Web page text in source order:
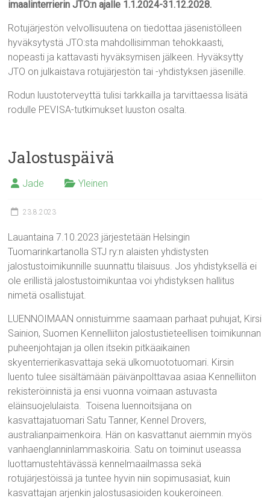
imaalinterrierin JTO:n ajalle 1.1.2024-31.12.2028.
Rotujärjestön velvollisuutena on tiedottaa jäsenistölleen
hyväksytystä JTO:sta mahdollisimman tehokkaasti,
nopeasti ja kattavasti hyväksymisen jälkeen. Hyväksytty
JTO on julkaistava rotujärjestön tai -yhdistyksen jäsenille.
Rodun luustoterveyttä tulisi tarkkailla ja tarvittaessa lisätä
rodulle PEVISA-tutkimukset luuston osalta.
Jalostuspäivä
Jade Yleinen
23.8.2023
Lauantaina 7.10.2023 järjestetään Helsingin
Tuomarinkartanolla STJ ry:n alaisten yhdistysten
jalostustoimikunnille suunnattu tilaisuus. Jos yhdistyksellä ei
ole erillistä jalostustoimikuntaa voi yhdistyksen hallitus
nimetä osallistujat.
LUENNOIMAAN onnistuimme saamaan parhaat puhujat, Kirsi
Sainion, Suomen Kennelliiton jalostustieteellisen toimikunnan
puheenjohtajan ja ollen itsekin pitkäaikainen
skyenterrierikasvattaja sekä ulkomuototuomari. Kirsin
luento tulee sisältämään päivänpolttavaa asiaa Kennelliiton
rekisteröinnistä ja ensi vuonna voimaan astuvasta
eläinsuojelulaista. Toisena luennoitsijana on
kasvattajatuomari Satu Tanner, Kennel Drovers,
australianpaimenkoira. Hän on kasvattanut aiemmin myös
vanhaenglanninlammaskoiria. Satu on toiminut useassa
luottamustehtävässä kennelmaailmassa sekä
rotujärjestöissä ja tuntee hyvin niin sopimusasiat, kuin
kasvattajan arjenkin jalostusasioiden koukeroineen.